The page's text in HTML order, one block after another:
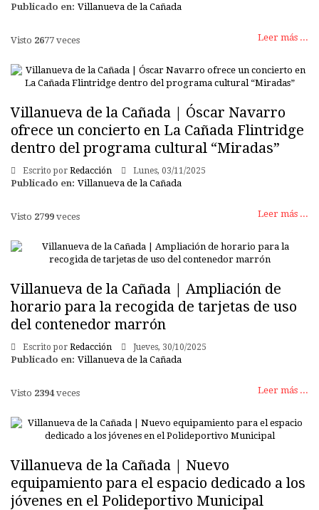
Publicado en: Villanueva de la Cañada
Leer más ...
Visto 2677 veces
Villanueva de la Cañada | Óscar Navarro
ofrece un concierto en La Cañada Flintridge
dentro del programa cultural “Miradas”
Escrito por Redacción Lunes, 03/11/2025
Publicado en: Villanueva de la Cañada
Leer más ...
Visto 2799 veces
Villanueva de la Cañada | Ampliación de
horario para la recogida de tarjetas de uso
del contenedor marrón
Escrito por Redacción Jueves, 30/10/2025
Publicado en: Villanueva de la Cañada
Leer más ...
Visto 2394veces
Villanueva de la Cañada | Nuevo
equipamiento para el espacio dedicado a los
jóvenes en el Polideportivo Municipal